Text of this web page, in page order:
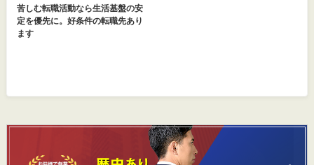
苦しむ転職活動なら生活基盤の安
定を優先に。好条件の転職先あり
ます